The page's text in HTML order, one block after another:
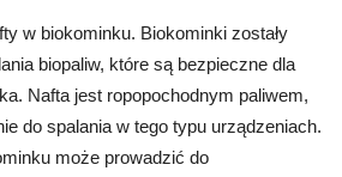
w biokominku. Biokominki zostały
biopaliw, które są bezpieczne dla
Nafta jest ropopochodnym paliwem,
do spalania w tego typu urządzeniach.
może prowadzić do